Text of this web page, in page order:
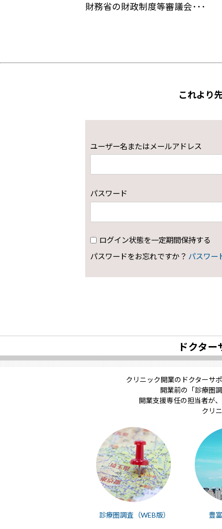
財務省の財政制度等審議会･･･
これより
ユーザー名またはメールアドレス
パスワード
ログイン状態を一定期間保持する
パスワードをお忘れですか？ パスワー
ドクタ
クリニック開業のドクターサ
開業前の「診療圏
開業支援専任の担当者が
クリ
診療圏調査（WEB版） 豊